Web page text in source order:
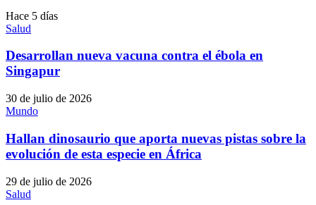
Hace 5 días
Salud
Desarrollan nueva vacuna contra el ébola en
Singapur
30 de julio de 2026
Mundo
Hallan dinosaurio que aporta nuevas pistas sobre la
evolución de esta especie en África
29 de julio de 2026
Salud